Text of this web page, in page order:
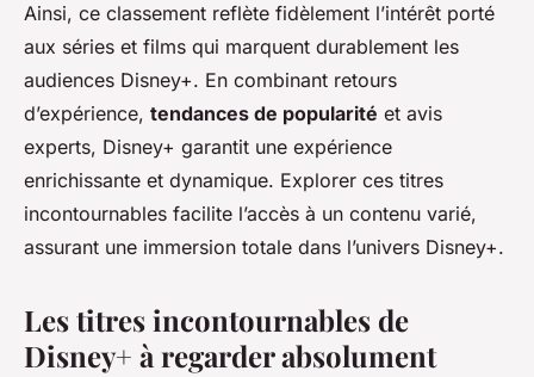
Ainsi, ce classement reflète fidèlement l’intérêt porté
aux séries et films qui marquent durablement les
audiences Disney+. En combinant retours
d’expérience, tendances de popularité et avis
experts, Disney+ garantit une expérience
enrichissante et dynamique. Explorer ces titres
incontournables facilite l’accès à un contenu varié,
assurant une immersion totale dans l’univers Disney+.
Les titres incontournables de
Disney+ à regarder absolument